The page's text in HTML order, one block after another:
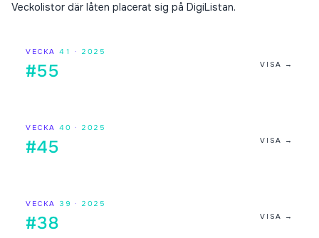
Veckolistor där låten placerat sig på DigiListan.
VECKA 41 · 2025
#55 VISA →
VECKA 40 · 2025
#45 VISA →
VECKA 39 · 2025
#38 VISA →